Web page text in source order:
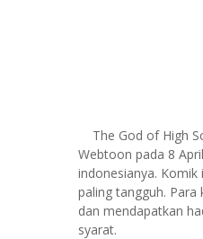
The God of High
Webtoon pada 8
indonesianya.
paling tangguh.
dan mendapatkan
syarat.